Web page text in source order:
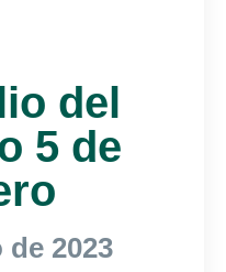
del
5 de
de 2023